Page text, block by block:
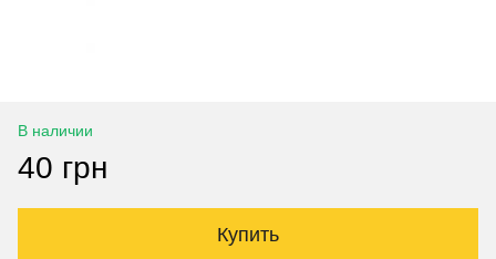
В наличии
40 грн
Купить